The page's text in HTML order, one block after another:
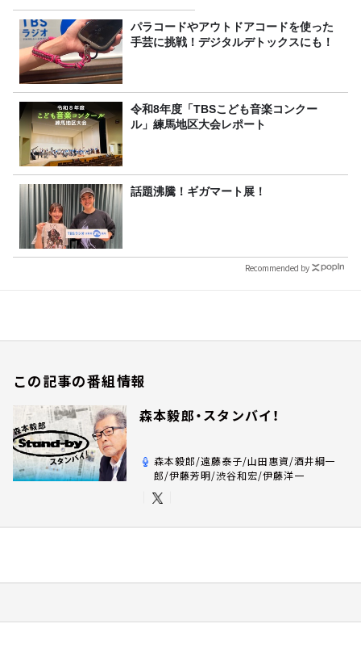
パラコードやアウトドアコードを使った
手芸に挑戦！デジタルデトックスにも！
令和8年度「TBSこども音楽コンクー
ル」練馬地区大会レポート
話題沸騰！ギガマート展！
Recommended by
この記事の番組情報
森本毅郎・スタンバイ！
森本毅郎/遠藤泰子/山田惠資/酒井綱一
郎/伊藤芳明/渋谷和宏/伊藤洋一